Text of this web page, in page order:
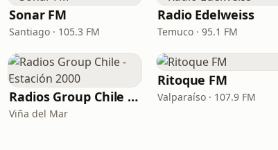
Sonar FM
Santiago · 105.3 FM
Radio Edelweiss
Temuco · 95.1 FM
Radios Group Chile - Estación 2000
Viña del Mar
Ritoque FM
Valparaíso · 107.9 FM